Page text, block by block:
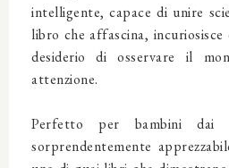
intelligente, capace di unire
libro che affascina,
desiderio di osservare il
attenzione.
Perfetto per bambini
sorprendentemente